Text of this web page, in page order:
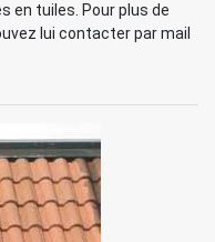
en tuiles. Pour plus de
lui contacter par mail